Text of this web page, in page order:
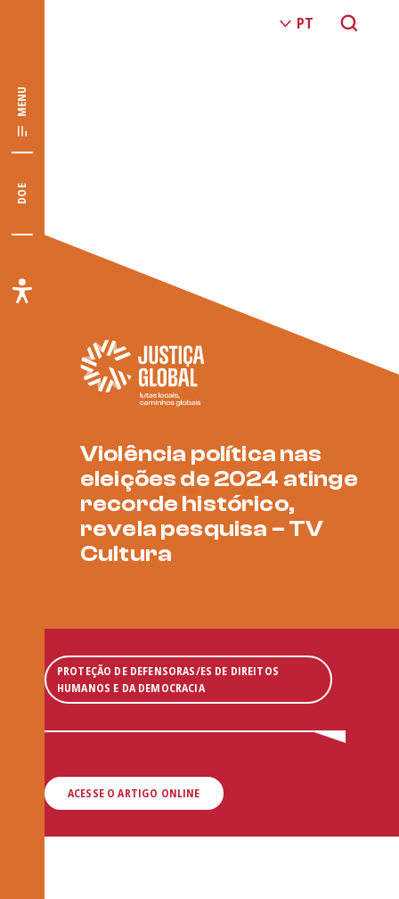
MENU
DOE
Violência política nas
eleições de 2024 atinge
recorde histórico,
revela pesquisa – TV
Cultura
PROTEÇÃO DE DEFENSORAS/ES DE DIREITOS
HUMANOS E DA DEMOCRACIA
ACESSE O ARTIGO ONLINE